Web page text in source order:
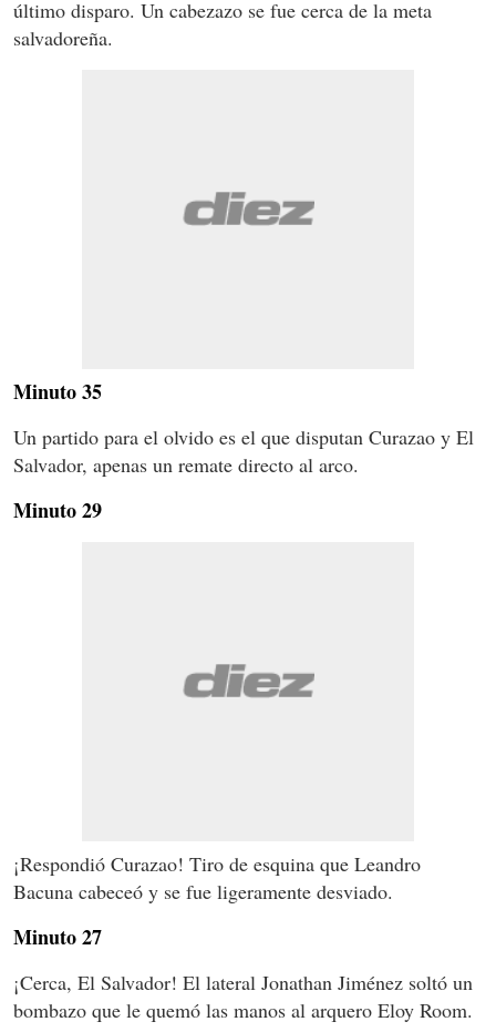
último disparo. Un cabezazo se fue cerca de la meta
salvadoreña.
Minuto 35
Un partido para el olvido es el que disputan Curazao y El
Salvador, apenas un remate directo al arco.
Minuto 29
¡Respondió Curazao! Tiro de esquina que Leandro
Bacuna cabeceó y se fue ligeramente desviado.
Minuto 27
¡Cerca, El Salvador! El lateral Jonathan Jiménez soltó un
bombazo que le quemó las manos al arquero Eloy Room.